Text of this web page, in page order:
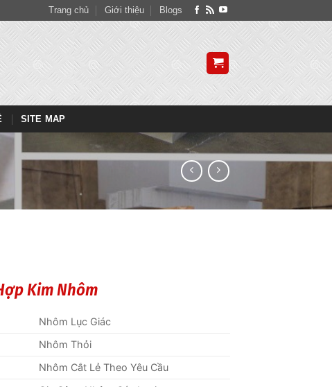
Trang chủ Giới thiệu Blogs
SITE MAP
Kim Nhôm
Nhôm Lục Giác
Nhôm Thỏi
Nhôm Cắt Lẻ Theo Yêu Cầu